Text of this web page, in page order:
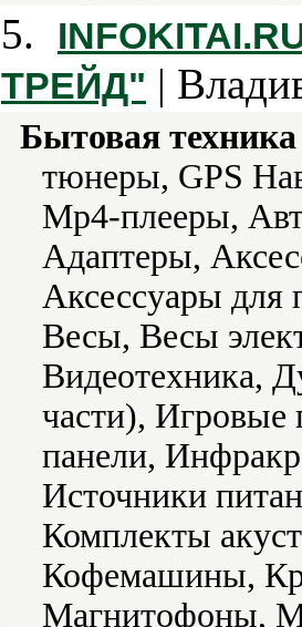
5.
ТРЕЙД" |
Бытовая
тюнеры, GPS
Mp4-плееры,
Адаптеры,
Аксессуары для
Весы, Весы
Видеотехника,
части), Игровые
панели,
Источники
Комплекты
Кофемашины,
Магнитофоны,